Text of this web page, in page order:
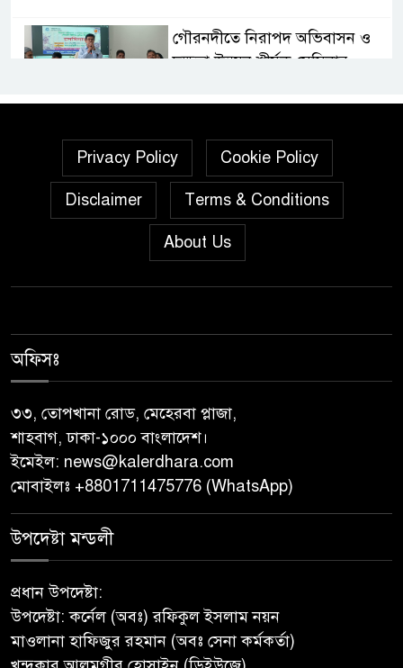
গৌরনদীতে নিরাপদ অভিবাসন ও
দক্ষতা উন্নয়ন শীর্ষক সেমিনার
নেছারাবাদে নানা কর্মসূচি পালিত
যুবদলের সাবেক সদস্য সচিব
নয়নুজ্জামান মুন্সীর মতবিনিময়
সভা।
জুলাই গণঅভ্যুত্থান দিবস উপলক্ষে
নেছারাবাদের বলদিয়ায় বিয়ের
দাবিতে ছেলের বাড়িতে প্রেমিকার
অনশন : থানায় অভিযোগ
সমিতির কমিটি ঘোষণাঃ সালাম
সভাপতি, মনোয়ার সম্পাদক
Privacy Policy Cookie Policy
Disclaimer Terms & Conditions
About Us
অফিসঃ
৩৩, তোপখানা রোড, মেহেরবা প্লাজা,
শাহবাগ, ঢাকা-১০০০ বাংলাদেশ।
ইমেইল: news@kalerdhara.com
মোবাইলঃ +8801711475776 (WhatsApp)
উপদেষ্টা মন্ডলী
প্রধান উপদেষ্টা:
উপদেষ্টা: কর্নেল (অবঃ) রফিকুল ইসলাম নয়ন
মাওলানা হাফিজুর রহমান (অবঃ সেনা কর্মকর্তা)